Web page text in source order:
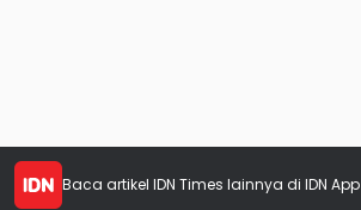
Baca artikel IDN Times lainnya di IDN App